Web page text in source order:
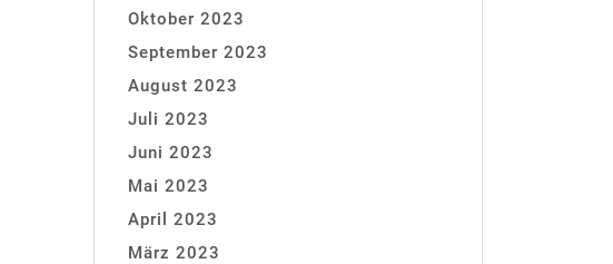
Oktober 2023
September 2023
August 2023
Juli 2023
Juni 2023
Mai 2023
April 2023
März 2023